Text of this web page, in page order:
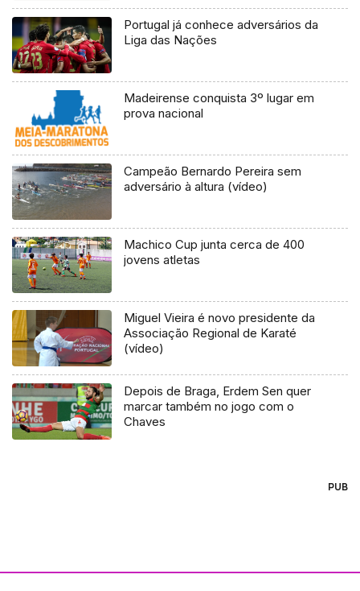
Portugal já conhece adversários da
Liga das Nações
Madeirense conquista 3º lugar em
prova nacional
Campeão Bernardo Pereira sem
adversário à altura (vídeo)
Machico Cup junta cerca de 400
jovens atletas
Miguel Vieira é novo presidente da
Associação Regional de Karaté
(vídeo)
Depois de Braga, Erdem Sen quer
marcar também no jogo com o
Chaves
PUB